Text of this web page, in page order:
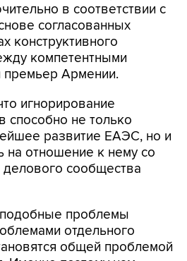
конструктивного
компетентными
премьер Армении.
игнорирование
развитие ЕАЭС, но и
на отношение к нему со
сообщества
проблемы
общей проблемой
Именно поэтому нам
устранять